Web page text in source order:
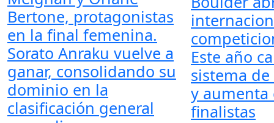
Bertone, protagonistas
en la final femenina.
Sorato Anraku vuelve a
ganar, consolidando su
dominio en la
clasificación general
Este año
sistema
y aumenta
finalistas